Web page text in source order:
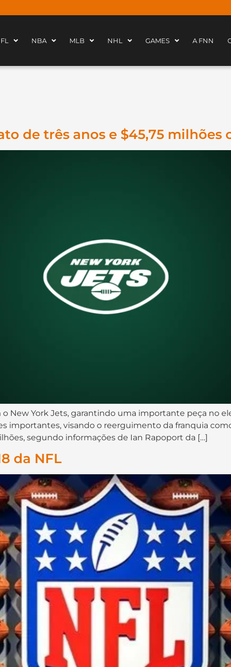
NBA MLB NHL GAMES A FNN
de três anos e $45,75 milhões
New York Jets, garantindo uma importante peça no
importantes, visando o reerguimento da franquia
segundo informações de Ian Rapoport da […]
da NFL